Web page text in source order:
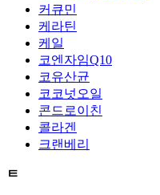
커큐민
케라틴
케일
코엔자임Q10
코유산균
코코넛오일
콘드로이친
콜라겐
크랜베리
ㅌ